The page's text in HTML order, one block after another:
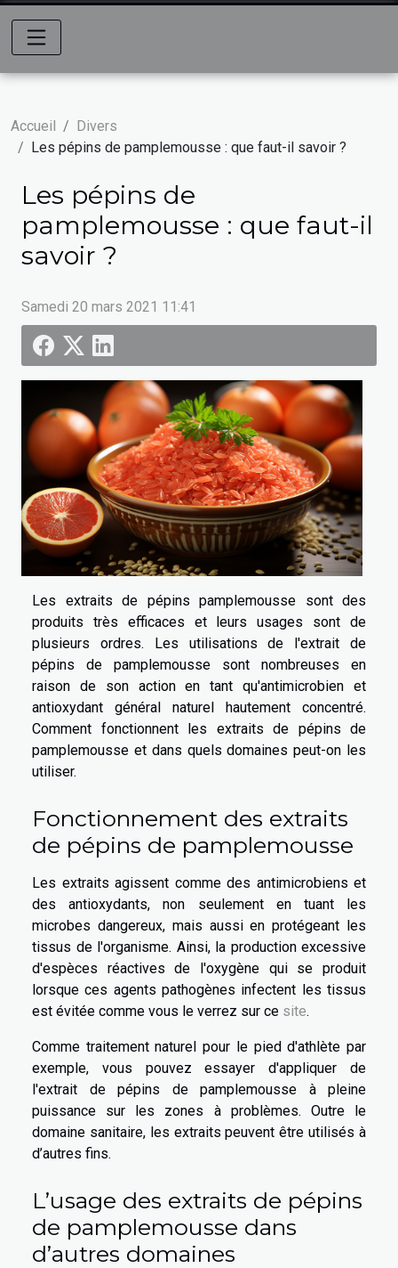
Accueil
Divers
Les pépins de pamplemousse : que faut-il savoir ?
Les pépins de
pamplemousse : que faut-il
savoir ?
Samedi 20 mars 2021 11:41
Les extraits de pépins pamplemousse sont des
produits très efficaces et leurs usages sont de
plusieurs ordres. Les utilisations de l'extrait de
pépins de pamplemousse sont nombreuses en
raison de son action en tant qu'antimicrobien et
antioxydant général naturel hautement concentré.
Comment fonctionnent les extraits de pépins de
pamplemousse et dans quels domaines peut-on les
utiliser.
Fonctionnement des extraits
de pépins de pamplemousse
Les extraits agissent comme des antimicrobiens et
des antioxydants, non seulement en tuant les
microbes dangereux, mais aussi en protégeant les
tissus de l'organisme. Ainsi, la production excessive
d'espèces réactives de l'oxygène qui se produit
lorsque ces agents pathogènes infectent les tissus
est évitée comme vous le verrez sur ce site.
Comme traitement naturel pour le pied d'athlète par
exemple, vous pouvez essayer d'appliquer de
l'extrait de pépins de pamplemousse à pleine
puissance sur les zones à problèmes. Outre le
domaine sanitaire, les extraits peuvent être utilisés à
d’autres fins.
L’usage des extraits de pépins
de pamplemousse dans
d’autres domaines